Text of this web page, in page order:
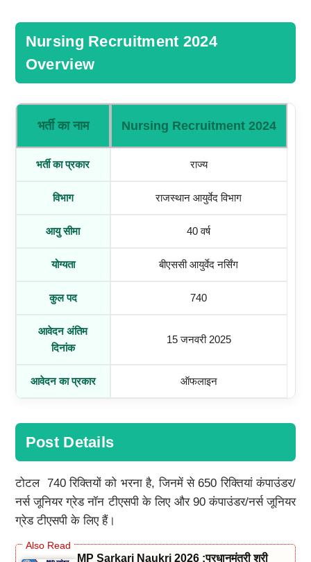
Nursing Recruitment 2024
Overview
भर्ती का नाम Nursing Recruitment 2024
भर्ती का प्रकार राज्य
विभाग राजस्थान आयुर्वेद विभाग
आयु सीमा 40 वर्ष
योग्यता बीएससी आयुर्वेद नर्सिंग
कुल पद 740
आवेदन अंतिम
दिनांक
15 जनवरी 2025
आवेदन का प्रकार ऑफलाइन
Post Details
टोटल 740 रिक्तियों को भरना है, जिनमें से 650 रिक्तियां कंपाउंडर/
नर्स जूनियर ग्रेड नॉन टीएसपी के लिए और 90 कंपाउंडर/नर्स जूनियर
ग्रेड टीएसपी के लिए हैं।
MP Sarkari Naukri 2026 :प्रधानमंत्री श्री